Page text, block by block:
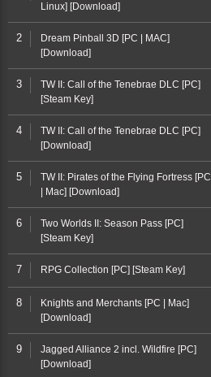
Linux] [Download]
2
Dream Pinball 3D [PC | MAC]
[Download]
3
TW II: Call of the Tenebrae DLC [PC]
[Steam Key]
4
TW II: Call of the Tenebrae DLC [PC]
[Download]
5
TW II: Pirates of the Flying Fortress [PC
| Mac] [Download]
6
Two Worlds II: Season Pass [PC]
[Steam Key]
7 RPG Collection [PC] [Steam Key]
8
Knights and Merchants [PC | Mac]
[Download]
9
Jagged Alliance 2 incl. Wildfire [PC]
[Download]